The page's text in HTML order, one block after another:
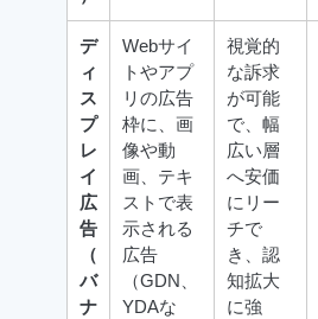
デ
ィ
ス
プ
レ
イ
広
告
（
バ
ナ
Webサイ
トやアプ
リの広告
枠に、画
像や動
画、テキ
ストで表
示される
広告
（GDN、
YDAな
視覚的
な訴求
が可能
で、幅
広い層
へ安価
にリー
チで
き、認
知拡大
に強